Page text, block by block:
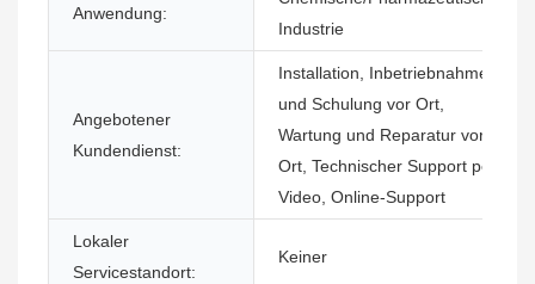
Anwendung:
Industrie
Angebotener
Kundendienst:
Installation, Inbetriebnahme
und Schulung vor Ort,
Wartung und Reparatur vor
Ort, Technischer Support per
Video, Online-Support
Lokaler
Servicestandort:
Keiner